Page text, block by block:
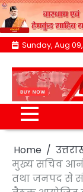
Skip
content
Sunday, Aug
Home
मुख्य सचिव
तथा जनपद से